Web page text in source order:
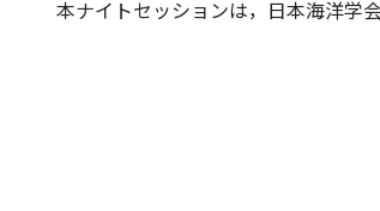
本ナイトセッションは，日本海洋学